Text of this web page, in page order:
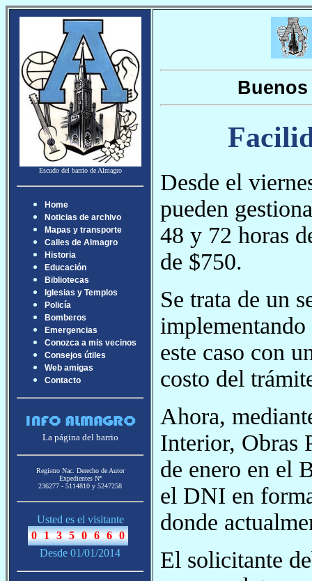
Escudo del barrio de Almagro
Home
Noticias de archivo
Mapas y transporte
Calles de Almagro
Historia
Educación
Bibliotecas
Iglesias y Templos
Policía
Bomberos
Emergencias
Conozca a mis vecinos
Consejos útiles
Web amigas
Contacto
La página del barrio
Registro Nac. Derecho de Autor
Expedientes Nª
236277 - 5114810 y 5247258
Usted es el visitante
Desde 01/01/2014
Desde el
pueden
48 y 72 horas
de $750.
Se trata de un
este caso con
costo del
Ahora,
Interior, Obras
de enero en el
el DNI en
donde
El solicitante